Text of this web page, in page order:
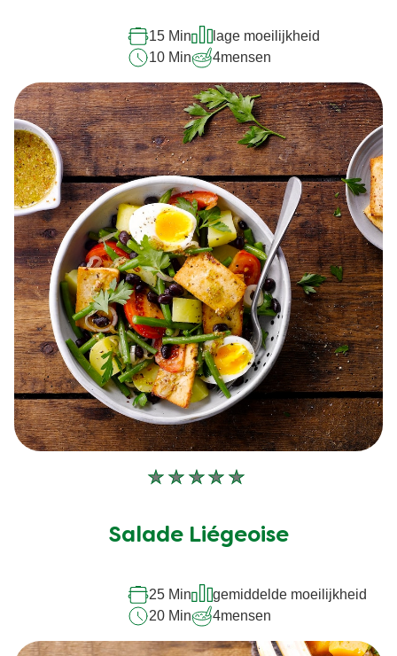
recipe
15 Min
lage moeilijkheid
10 Min
4mensen
Geen
ingediend
recipe
Salade Liégeoise
25 Min
gemiddelde moeilijkheid
20 Min
4mensen